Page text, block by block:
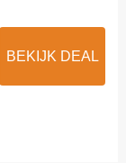
BEKIJK DEAL